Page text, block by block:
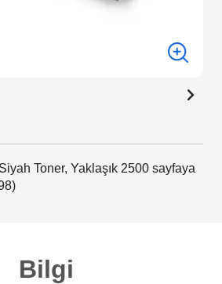
Toner, Yaklaşık 2500 sayfaya
Bilgi